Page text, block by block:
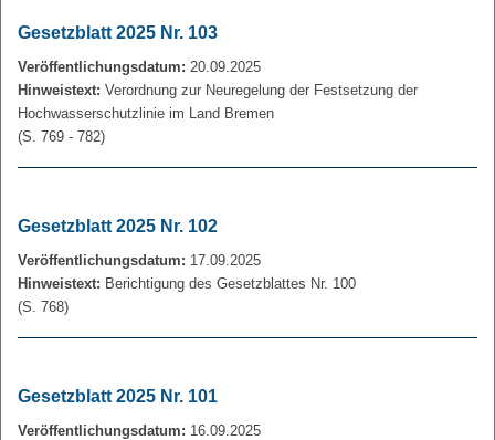
Gesetzblatt 2025 Nr. 103
Veröffentlichungsdatum: 20.09.2025
Hinweistext: Verordnung zur Neuregelung der Festsetzung der
Hochwasserschutzlinie im Land Bremen
(S. 769 - 782)
Gesetzblatt 2025 Nr. 102
Veröffentlichungsdatum: 17.09.2025
Hinweistext: Berichtigung des Gesetzblattes Nr. 100
(S. 768)
Gesetzblatt 2025 Nr. 101
Veröffentlichungsdatum: 16.09.2025